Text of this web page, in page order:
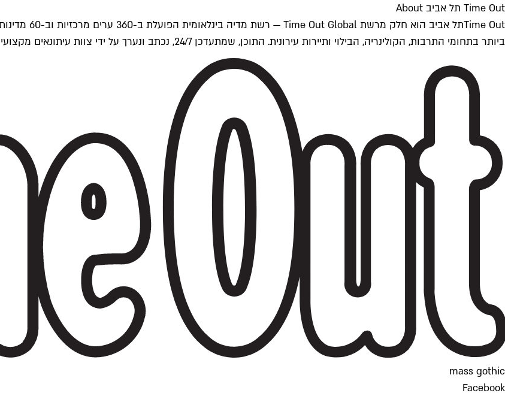
Time Out תל אביב About
ביותר בתחומי התרבות, הקולינריה, הבילוי ותיירות עירונית. התוכן, שמתעדכן 24/7, נכתב ונערך על ידי צוות עיתונאים מקצועי מקומי בישראל, בהתאם לסטנדרטים של Time Out העולמית.
mass gothic
Facebook